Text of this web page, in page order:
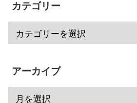
カテゴリー
アーカイブ